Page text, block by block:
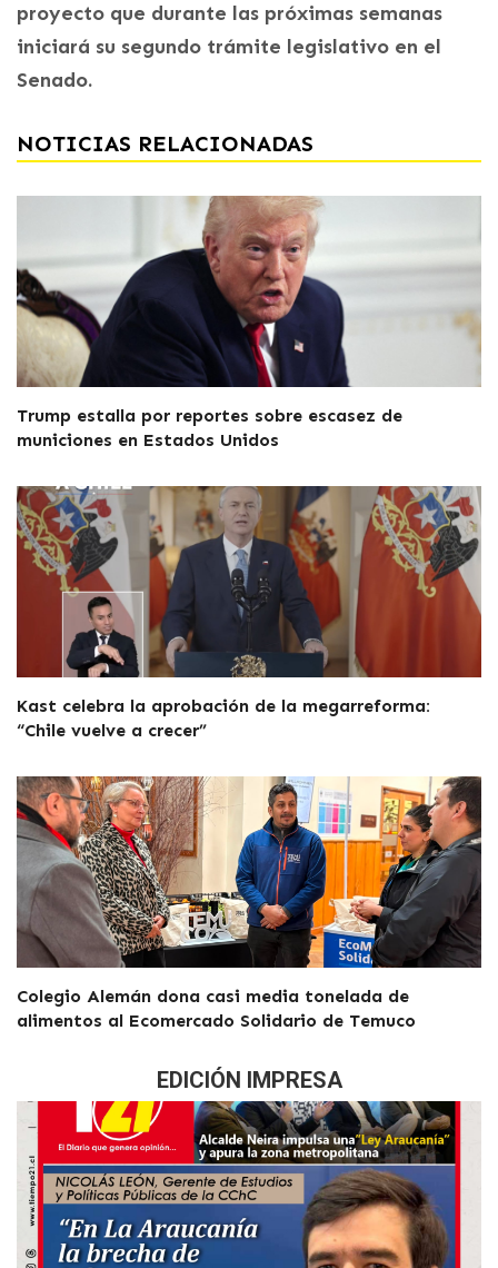
proyecto que durante las próximas semanas
iniciará su segundo trámite legislativo en el
Senado.
NOTICIAS RELACIONADAS
Trump estalla por reportes sobre escasez de
municiones en Estados Unidos
Kast celebra la aprobación de la megarreforma:
“Chile vuelve a crecer”
Colegio Alemán dona casi media tonelada de
alimentos al Ecomercado Solidario de Temuco
EDICIÓN IMPRESA